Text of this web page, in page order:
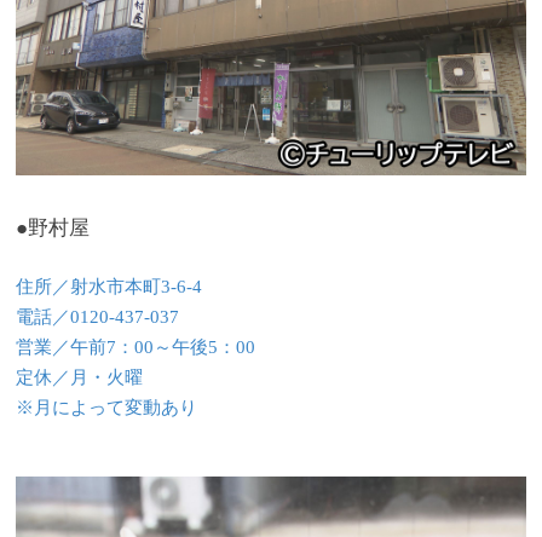
●野村屋
住所／射水市本町3-6-4
電話／0120-437-037
営業／午前7：00～午後5：00
定休／月・火曜
※月によって変動あり